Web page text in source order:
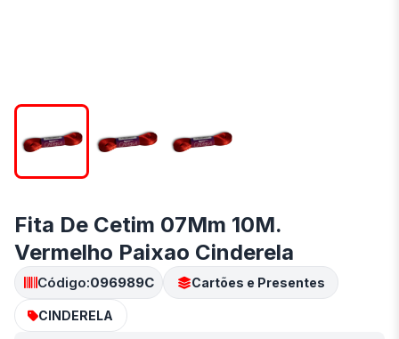
Fita De Cetim 07Mm 10M.
Vermelho Paixao Cinderela
Código:096989C Cartões e Presentes
CINDERELA